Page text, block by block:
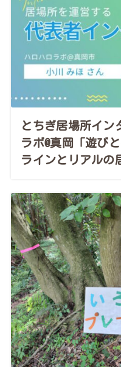
とちぎ居場所イン
ラボ@真岡「遊び
ラインとリアルの